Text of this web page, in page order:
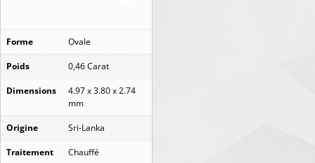
Forme Ovale
Poids 0,46 Carat
Dimensions
4.97 x 3.80 x 2.74
mm
Origine Sri-Lanka
Traitement Chauffé